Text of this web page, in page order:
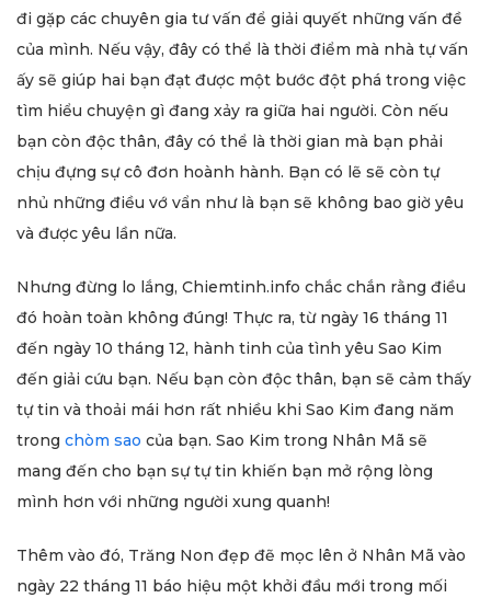
đi gặp các chuyên gia tư vấn để giải quyết những vấn đề
của mình. Nếu vậy, đây có thể là thời điểm mà nhà tự vấn
ấy sẽ giúp hai bạn đạt được một bước đột phá trong việc
tìm hiểu chuyện gì đang xảy ra giữa hai người. Còn nếu
bạn còn độc thân, đây có thể là thời gian mà bạn phải
chịu đựng sự cô đơn hoành hành. Bạn có lẽ sẽ còn tự
nhủ những điều vớ vẩn như là bạn sẽ không bao giờ yêu
và được yêu lần nữa.
Nhưng đừng lo lắng, Chiemtinh.info chắc chắn rằng điều
đó hoàn toàn không đúng! Thực ra, từ ngày 16 tháng 11
đến ngày 10 tháng 12, hành tinh của tình yêu Sao Kim
đến giải cứu bạn. Nếu bạn còn độc thân, bạn sẽ cảm thấy
tự tin và thoải mái hơn rất nhiều khi Sao Kim đang năm
trong chòm sao của bạn. Sao Kim trong Nhân Mã sẽ
mang đến cho bạn sự tự tin khiến bạn mở rộng lòng
mình hơn với những người xung quanh!
Thêm vào đó, Trăng Non đẹp đẽ mọc lên ở Nhân Mã vào
ngày 22 tháng 11 báo hiệu một khởi đầu mới trong mối